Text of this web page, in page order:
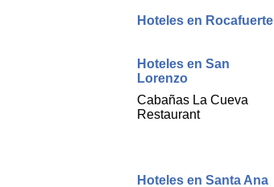
Cabañas La Cueva
Restaurant
Hoteles en Rocafuerte
Hoteles en San
Lorenzo
Hoteles en Santa Ana